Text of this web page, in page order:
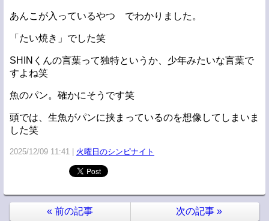
あんこが入っているやつ でわかりました。
「たい焼き」でした笑
SHINくんの言葉って独特というか、少年みたいな言葉で
すよね笑
魚のパン。確かにそうです笑
頭では、生魚がパンに挟まっているのを想像してしまいま
した笑
2025/12/09 11:41 火曜日のシンピナイト
« 前の記事 次の記事 »